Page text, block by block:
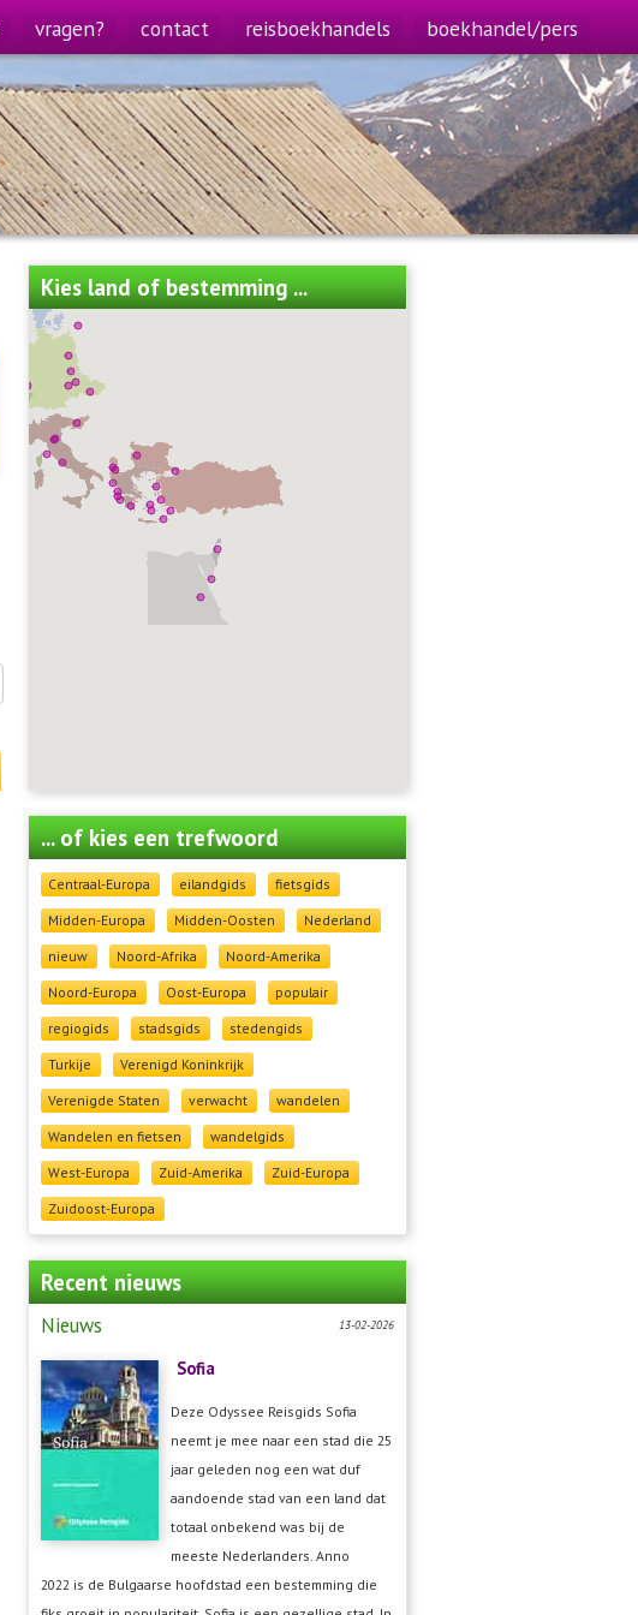
vragen? contact reisboekhandels boekhandel/pers
Kies land of bestemming ...
... of kies een trefwoord
Centraal-Europa eilandgids
fietsgids
Midden-Europa
Midden-Oosten
Nederland
nieuw
Noord-Afrika
Noord-Amerika
Noord-Europa
Oost-Europa
populair
regiogids
stadsgids
stedengids
Turkije
Verenigd Koninkrijk
Verenigde Staten
verwacht
wandelen
Wandelen en fietsen
wandelgids
West-Europa
Zuid-Amerika
Zuid-Europa
Zuidoost-Europa
Recent nieuws
13-02-2026
Nieuws
Sofia
Deze Odyssee Reisgids Sofia
neemt je mee naar een stad die 25
jaar geleden nog een wat duf
aandoende stad van een land dat
totaal onbekend was bij de
meeste Nederlanders. Anno
2022 is de Bulgaarse hoofdstad een bestemming die